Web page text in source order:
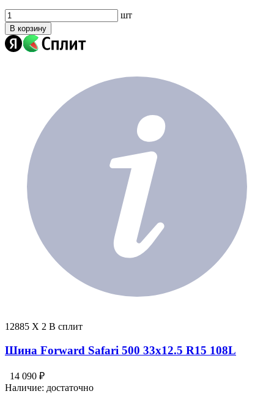
шт
В корзину
12885 X 2 В сплит
Шина Forward Safari 500 33x12.5 R15 108L
14 090 ₽
Наличие: достаточно